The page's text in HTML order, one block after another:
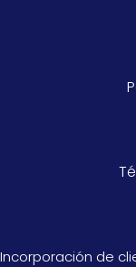
Incorporación de